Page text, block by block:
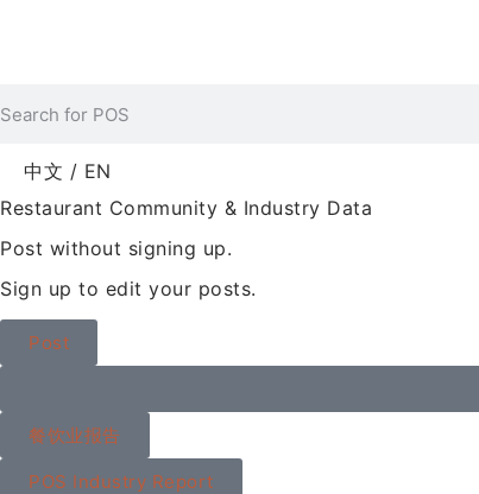
中文 / EN
Restaurant Community & Industry Data
Post without signing up.
Sign up to edit your posts.
Post
餐饮业报告
POS Industry Report